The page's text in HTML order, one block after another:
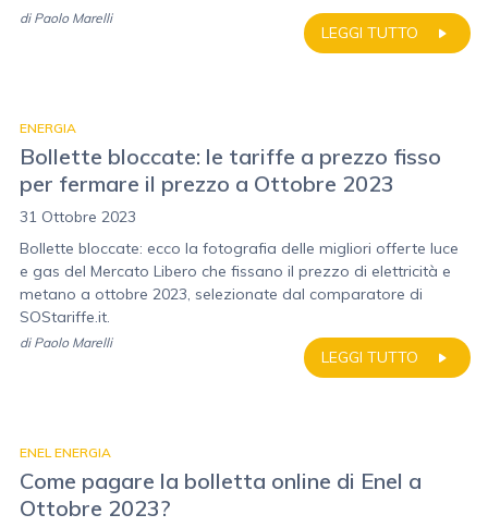
LEGGI TUTTO
di Paolo Marelli
ENERGIA
Bollette bloccate: le tariffe a prezzo fisso
per fermare il prezzo a Ottobre 2023
31 Ottobre 2023
Bollette bloccate: ecco la fotografia delle migliori offerte luce
e gas del Mercato Libero che fissano il prezzo di elettricità e
metano a ottobre 2023, selezionate dal comparatore di
SOStariffe.it.
LEGGI TUTTO
di Paolo Marelli
ENEL ENERGIA
Come pagare la bolletta online di Enel a
Ottobre 2023?